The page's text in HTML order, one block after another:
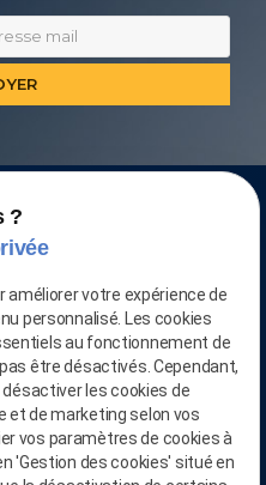
NOUS AU
?
améliorer votre expérience de
personnalisé. Les cookies
au fonctionnement de
être désactivés. Cependant,
les cookies de
et de marketing selon vos
vos paramètres de cookies à
'Gestion des cookies' situé en